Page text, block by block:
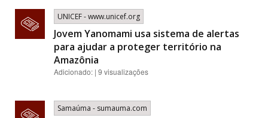
UNICEF - www.unicef.org
Jovem Yanomami usa sistema de alertas
para ajudar a proteger território na
Amazônia
Adicionado: | 9 visualizações
Samaúma - sumauma.com